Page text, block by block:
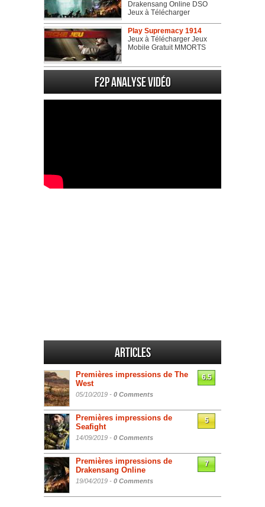
Drakensang Online DSO
Jeux à Télécharger
Play Supremacy 1914
Jeux à Télécharger Jeux
Mobile Gratuit MMORTS
F2P Analyse vidéo
Articles
Premières impressions de The
West
05/10/2019 - 0 Comments
6.5
Premières impressions de
Seafight
14/09/2019 - 0 Comments
5
Premières impressions de
Drakensang Online
19/04/2019 - 0 Comments
7